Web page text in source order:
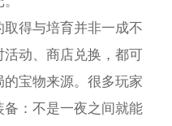
得与培育并非一成不
动、商店兑换，都可
宝物来源。很多玩家
：不是一夜之间就能